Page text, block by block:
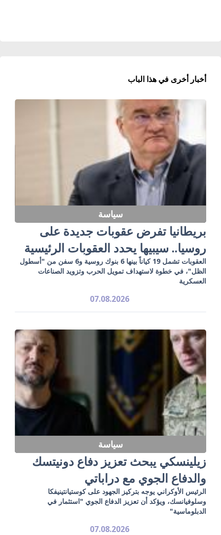
أخبار أخرى في هذا الباب
سياسة
بريطانيا تفرض عقوبات جديدة على
روسيا.. سيبيها يحدد العقوبات الرئيسية
العقوبات تشمل 19 كياناً بينها 6 بنوك روسية و6 سفن من "أسطول
الظل"، في خطوة لاستهداف تمويل الحرب وتزويد الصناعات
العسكرية
07.08.2026
سياسة
زيلينسكي يبحث تعزيز دفاع دونيتسك
والدفاع الجوي مع دراباتي
الرئيس الأوكراني يوجه بتركيز الجهود على كوستيانتينيفكا
وسلوفيانسك، ويؤكد أن تعزيز الدفاع الجوي "استثمار في
الدبلوماسية"
07.08.2026